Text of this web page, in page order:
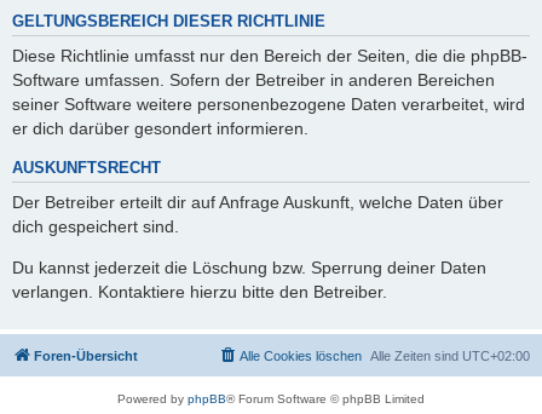
GELTUNGSBEREICH DIESER RICHTLINIE
Diese Richtlinie umfasst nur den Bereich der Seiten, die die phpBB-
Software umfassen. Sofern der Betreiber in anderen Bereichen
seiner Software weitere personenbezogene Daten verarbeitet, wird
er dich darüber gesondert informieren.
AUSKUNFTSRECHT
Der Betreiber erteilt dir auf Anfrage Auskunft, welche Daten über
dich gespeichert sind.
Du kannst jederzeit die Löschung bzw. Sperrung deiner Daten
verlangen. Kontaktiere hierzu bitte den Betreiber.
Foren-Übersicht Alle Zeiten sind UTC+02:00
Alle Cookies löschen
Powered by phpBB® Forum Software © phpBB Limited